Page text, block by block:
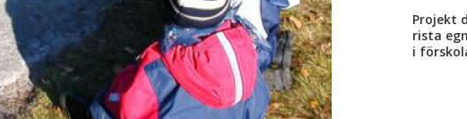
Projekt
rista
i